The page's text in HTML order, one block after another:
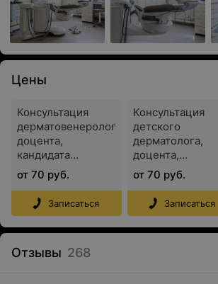
Новые технологии и современное
экспертного класса для
Специалисты
профессионалы с
Статус референс-клиники
компаний, что является
качества оказываемых услуг для
Удобное расположение в самом
шаговой доступности от
транспорта, станций метро
Удобное время работы.
Цены
Консультация
дерматовенеролога,
доцента,
кандидата
медицинских наук
от 70 руб.
Записаться
Консультация
детского
дерматолога,
доцента,
кандидата
медицинских
от 70 руб.
Записаться
Отзывы 268